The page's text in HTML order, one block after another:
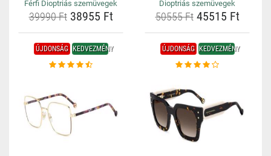
Férfi Dioptriás szemüvegek
39990 Ft38955 Ft
Dioptriás szemüvegek
50555 Ft45515 Ft
ÚJDONSÁG KEDVEZMÉNY ÚJDONSÁG KEDVEZMÉNY